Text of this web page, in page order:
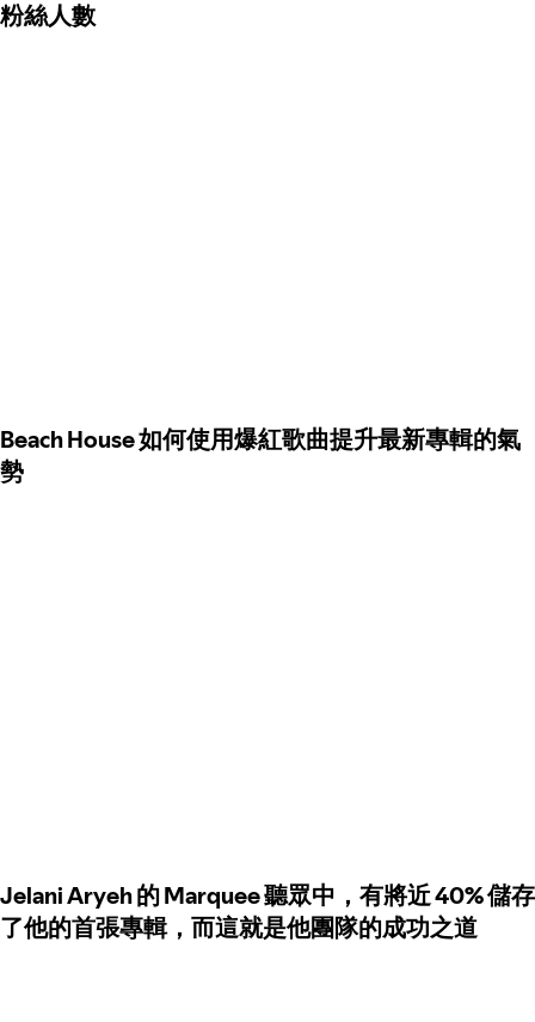
粉絲人數
Beach House 如何使用爆紅歌曲提升最新專輯的氣
勢
Jelani Aryeh 的 Marquee 聽眾中，有將近 40% 儲存
了他的首張專輯，而這就是他團隊的成功之道